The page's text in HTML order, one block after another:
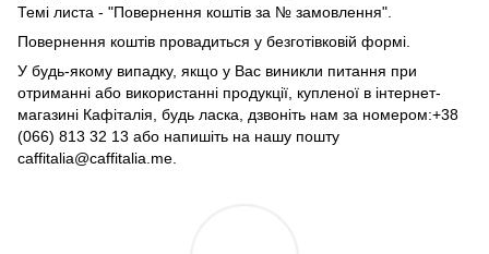
Темі листа - "Повернення коштів за № замовлення".
Повернення коштів провадиться у безготівковій формі.
У будь-якому випадку, якщо у Вас виникли питання при
отриманні або використанні продукції, купленої в інтернет-
магазині Кафіталія, будь ласка, дзвоніть нам за номером:+38
(066) 813 32 13 або напишіть на нашу пошту
caffitalia@caffitalia.me.